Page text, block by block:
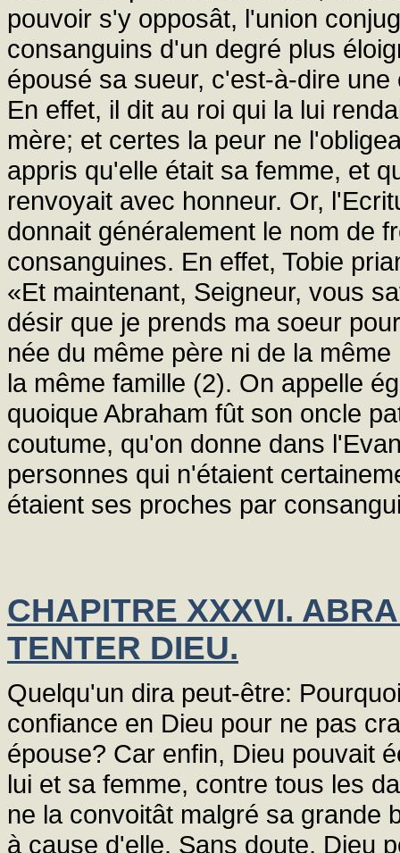
pouvoir s'y opposât, l'union
consanguins d'un degré plus
épousé sa sueur, c'est-à-dire
En effet, il dit au roi qui la lui
mère; et certes la peur ne
appris qu'elle était sa femme, et
renvoyait avec honneur. Or,
donnait généralement le nom de
consanguines. En effet, Tobie
«Et maintenant, Seigneur, vous
désir que je prends ma soeur
née du même père ni de la
la même famille (2). On appelle
quoique Abraham fût son oncle
coutume, qu'on donne dans
personnes qui n'étaient
étaient ses proches par
CHAPITRE XXXVI.
TENTER DIEU.
Quelqu'un dira peut-être:
confiance en Dieu pour ne pas
épouse? Car enfin, Dieu pouvait
lui et sa femme, contre tous les
ne la convoitât malgré sa grande
à cause d'elle. Sans doute, Dieu